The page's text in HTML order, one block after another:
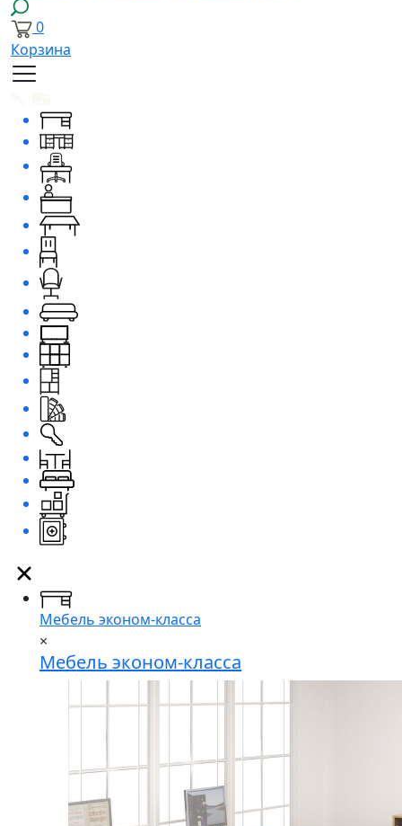
0
Корзина
Мебель эконом-класса
×
Мебель эконом-класса